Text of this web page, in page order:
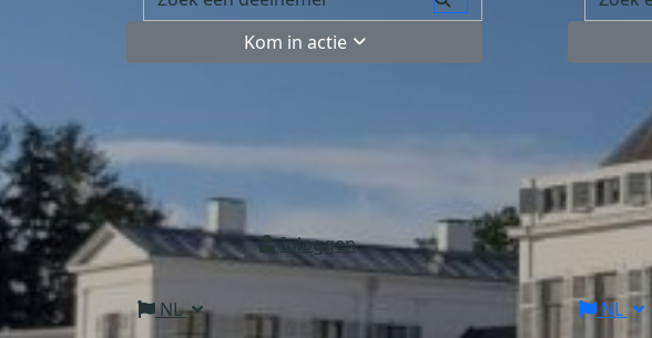
Kom in actie
Inloggen
NL NL